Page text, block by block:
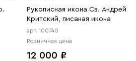
Рукописная икона Св. Андрей
Критский, писаная икона
арт. 100740
Розничная цена
12 000 ₽